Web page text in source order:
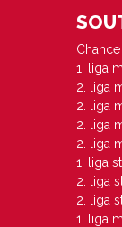
1. liga
2. liga
2. liga
2. liga
2. liga
1. liga
2. liga
2. liga
1. liga